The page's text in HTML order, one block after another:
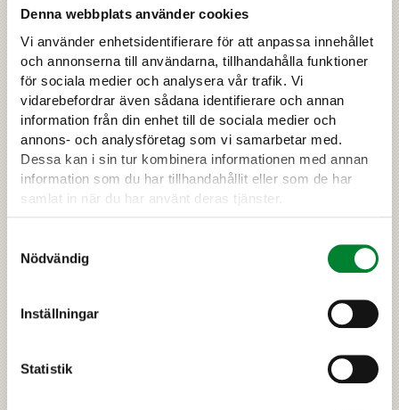
Denna webbplats använder cookies
Vi använder enhetsidentifierare för att anpassa innehållet
och annonserna till användarna, tillhandahålla funktioner
för sociala medier och analysera vår trafik. Vi
vidarebefordrar även sådana identifierare och annan
information från din enhet till de sociala medier och
annons- och analysföretag som vi samarbetar med.
Dessa kan i sin tur kombinera informationen med annan
information som du har tillhandahållit eller som de har
samlat in när du har använt deras tjänster.
Nödvändig
Inställningar
Statistik
vilt stadgas i jaktlagen. Mer detaljerade stadganden
dispenser som stadgas i jaktlagen samt i jord- och
skogsbruksministeriets artspecifika förordningar.